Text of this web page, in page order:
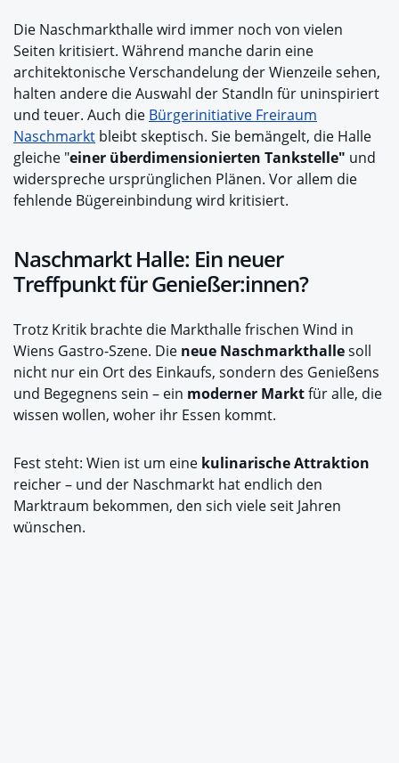
Die Naschmarkthalle wird immer noch von vielen
Seiten kritisiert. Während manche darin eine
architektonische Verschandelung der Wienzeile sehen,
halten andere die Auswahl der Standln für uninspiriert
und teuer. Auch die Bürgerinitiative Freiraum
Naschmarkt bleibt skeptisch. Sie bemängelt, die Halle
gleiche "einer überdimensionierten Tankstelle" und
widerspreche ursprünglichen Plänen. Vor allem die
fehlende Bügereinbindung wird kritisiert.
Naschmarkt Halle: Ein neuer
Treffpunkt für Genießer:innen?
Trotz Kritik brachte die Markthalle frischen Wind in
Wiens Gastro-Szene. Die neue Naschmarkthallesoll
nicht nur ein Ort des Einkaufs, sondern des Genießens
und Begegnens sein – ein moderner Marktfür alle, die
wissen wollen, woher ihr Essen kommt.
Fest steht: Wien ist um eine kulinarische Attraktion
reicher – und der Naschmarkt hat endlich den
Marktraum bekommen, den sich viele seit Jahren
wünschen.